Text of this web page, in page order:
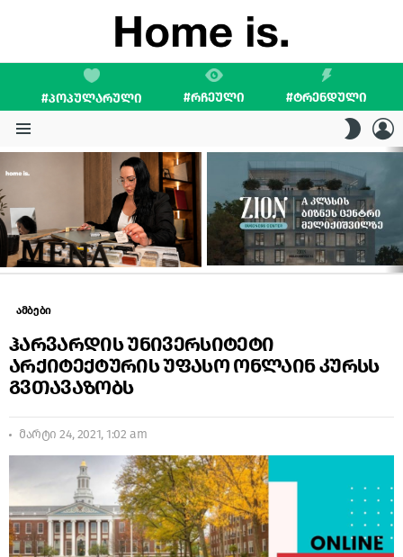
#ᲞᲝᲞᲣᲚᲐᲠᲣᲚᲘ #ᲠᲩᲔᲣᲚᲘ #ᲢᲠᲔᲜᲓᲣᲚᲘ
SKIN
STORIES
ამბები
ჰარვარდის უნივერსიტეტი
არქიტექტურის უფასო ონლაინ კურსს
გვთავაზობს
მარტი 24, 2021, 1:02 am